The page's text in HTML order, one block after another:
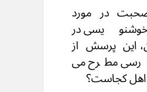
در مورد
در
این پرسش از
مطرح می
کجاست؟